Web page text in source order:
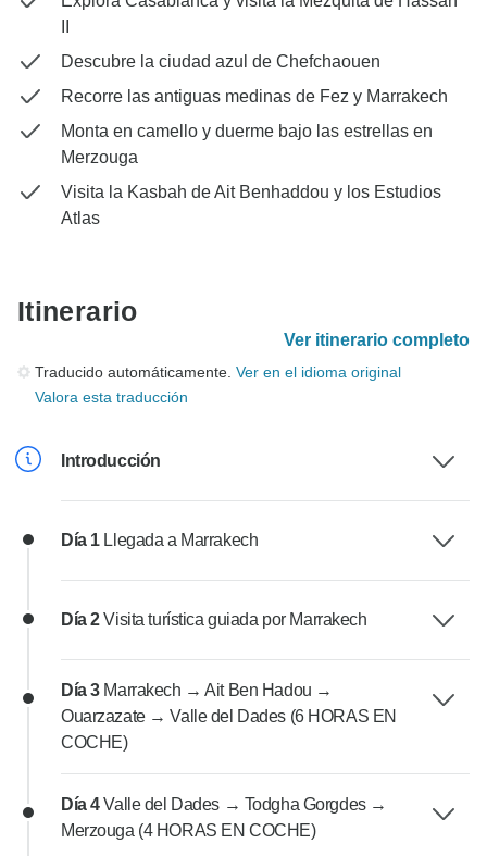
Descubre la ciudad azul de Chefchaouen
Recorre las antiguas medinas de Fez y Marrakech
Monta en camello y duerme bajo las estrellas en
Merzouga
Visita la Kasbah de Ait Benhaddou y los Estudios
Atlas
Itinerario
Ver itinerario completo
Traducido automáticamente. Ver en el idioma original
Valora esta traducción
Introducción
Día 1 Llegada a Marrakech
Día 2Visita turística guiada por Marrakech
Día 3 Marrakech → Ait Ben Hadou →
Ouarzazate → Valle del Dades (6 HORAS EN
COCHE)
Día 4Valle del Dades → Todgha Gorgdes →
Merzouga (4 HORAS EN COCHE)